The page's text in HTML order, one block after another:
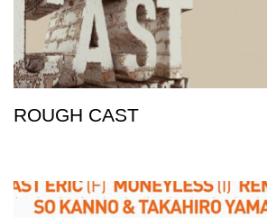
ROUGH CAST